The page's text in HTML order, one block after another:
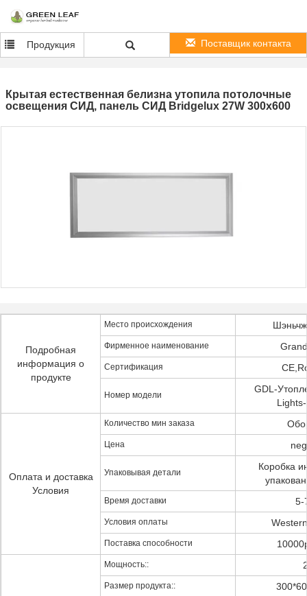
Продукция Поставщик контакта
Крытая естественная белизна утопила потолочные
освещения СИД, панель СИД Bridgelux 27W 300x600
Подробная
информация о
продукте
Место происхождения
Фирменное наименование
Сертификация
Номер модели
GDL-
Оплата и доставка
Условия
Количество мин заказа
Цена
Упаковывая детали
Коробка
Время доставки 5-
Условия оплаты
Поставка способности
Мощность::
Размер продукта::